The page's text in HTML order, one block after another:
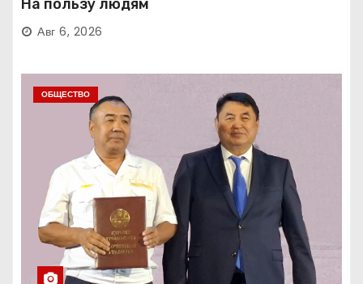
На пользу людям
Авг 6, 2026
ОБЩЕСТВО